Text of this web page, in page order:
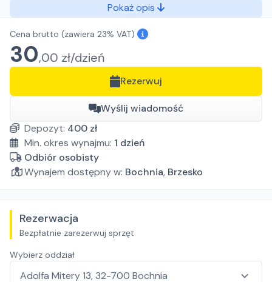
Pokaż opis
Cena brutto (zawiera 23% VAT)
30,00 zł/dzień
Rezerwuj
Wyślij wiadomość
Depozyt: 400 zł
Min. okres wynajmu: 1 dzień
Odbiór osobisty
Wynajem dostępny w: Bochnia, Brzesko
Rezerwacja
Bezpłatnie zarezerwuj sprzęt
Wybierz oddział